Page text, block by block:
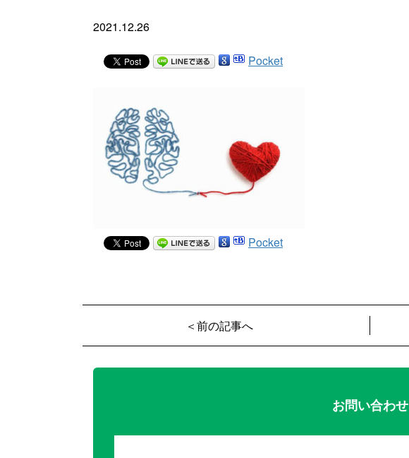
2021.12.26
Pocket
Pocket
＜前の記事へ
お問い合わせ